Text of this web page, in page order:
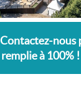
à 100% !